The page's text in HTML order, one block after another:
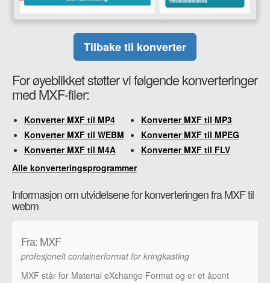
Tilbake til konverter
For øyeblikket støtter vi følgende konverteringer
med MXF-filer:
Konverter MXF til MP4
Konverter MXF til MP3
Konverter MXF til WEBM
Konverter MXF til MPEG
Konverter MXF til M4A
Konverter MXF til FLV
Alle konverteringsprogrammer
Informasjon om utvidelsene for konverteringen fra MXF til
webm
Fra: MXF
profesjonelt containerformat for kringkasting
MXF står for Material eXchange Format og er et åpent